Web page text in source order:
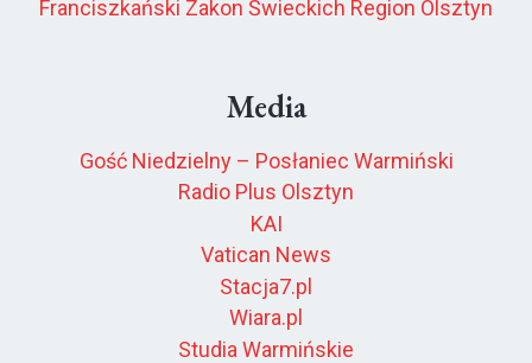
Franciszkański Zakon Świeckich Region Olsztyn
Media
Gość Niedzielny – Posłaniec Warmiński
Radio Plus Olsztyn
KAI
Vatican News
Stacja7.pl
Wiara.pl
Studia Warmińskie